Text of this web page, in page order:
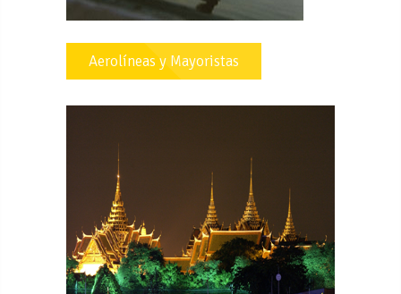
Aerolíneas y Mayoristas